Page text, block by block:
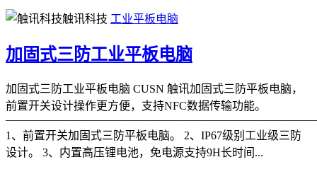
触讯科技 工业平板电脑
加固式三防工业平板电脑
加固式三防工业平板电脑 CUSN 触讯加固式三防平板电脑，
前置开关设计操作更方便，支持NFC数据传输功能。
1、前置开关加固式三防平板电脑。 2、IP67级别工业级三防
设计。 3、内置高压锂电池，免电源支持9H长时间...